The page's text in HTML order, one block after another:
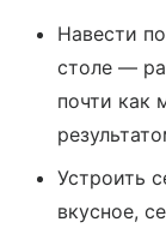
Навести
столе —
почти как
Устроить
вкусное,